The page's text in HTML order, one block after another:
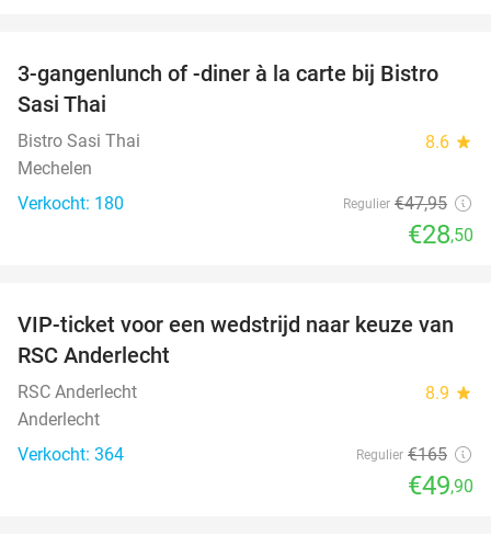
41%
3-gangenlunch of -diner à la carte bij Bistro
Sasi Thai
Bistro Sasi Thai 8.6 star
Mechelen
Verkocht: 180
Regulier €47,95
€28,50
70%
VIP-ticket voor een wedstrijd naar keuze van
RSC Anderlecht
RSC Anderlecht 8.9 star
Anderlecht
Verkocht: 364
Regulier €165
€49,90